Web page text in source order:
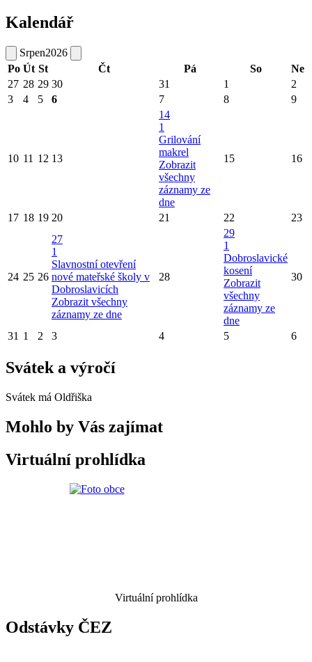
Kalendář
Srpen2026
Po Út St Čt Pá So
Ne
27 28 29 30 31 1
2
3
4 5 6 7 8 9
10 11 12 13
14
1
Grilování
makrel
Zobrazit
všechny
záznamy ze
dne
15 16
17 18 19 20 21 22 23
24 25 26
27
1
Slavnostní otevření
nové mateřské školy v
Dobroslavicích
Zobrazit všechny
záznamy ze dne
28
29
1
Dobroslavické
kosení
Zobrazit
všechny
záznamy ze
dne
30
31 1 2 3 4 5 6
Svátek a výročí
Svátek má Oldřiška
Mohlo by Vás zajímat
Virtuální prohlídka
Virtuální prohlídka
Odstávky ČEZ